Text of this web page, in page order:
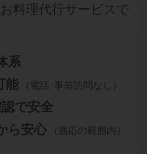
料理代行サービスで
系
能
（電話･事前訪問なし）
で安全
ら安心
（適応の範囲内）